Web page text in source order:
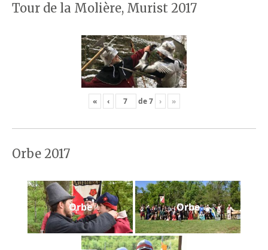
Tour de la Molière, Murist 2017
« ‹ de7 › »
Orbe 2017
Orbe Orbe